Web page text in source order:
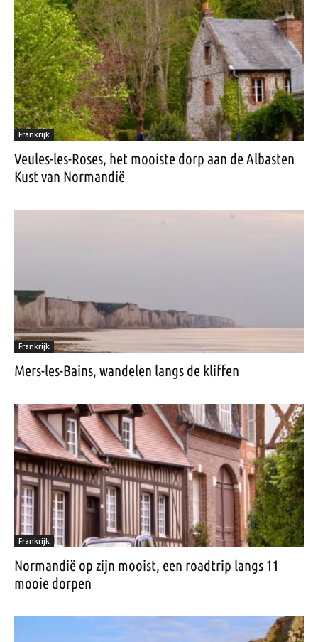
Frankrijk
Veules-les-Roses, het mooiste dorp aan de Albasten
Kust van Normandië
Frankrijk
Mers-les-Bains, wandelen langs de kliffen
Frankrijk
Normandië op zijn mooist, een roadtrip langs 11
mooie dorpen